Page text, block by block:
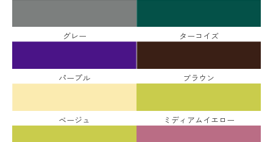
グレー ターコイズ
パープル ブラウン
ベージュ ミディアムイエロー